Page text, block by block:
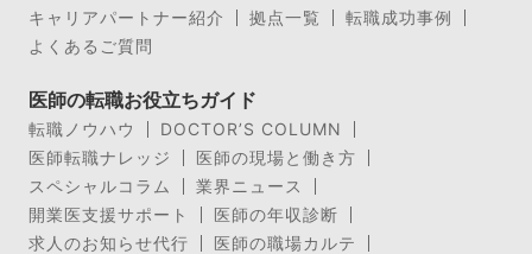
キャリアパートナー紹介
拠点一覧
転職成功事例
よくあるご質問
医師の転職お役立ちガイド
転職ノウハウ
DOCTOR’S COLUMN
医師転職ナレッジ
医師の現場と働き方
スペシャルコラム
業界ニュース
開業医支援サポート
医師の年収診断
求人のお知らせ代行
医師の職場カルテ